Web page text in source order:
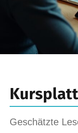
Geschätzte